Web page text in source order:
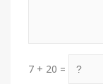
7 + 20 =